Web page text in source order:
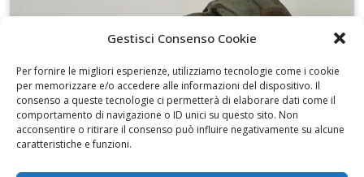
Gestisci Consenso Cookie
Per fornire le migliori esperienze, utilizziamo tecnologie come i cookie
per memorizzare e/o accedere alle informazioni del dispositivo. Il
consenso a queste tecnologie ci permetterà di elaborare dati come il
comportamento di navigazione o ID unici su questo sito. Non
acconsentire o ritirare il consenso può influire negativamente su alcune
caratteristiche e funzioni.
Fai clic per accettare i cookie marketing e
abilitare questo contenuto